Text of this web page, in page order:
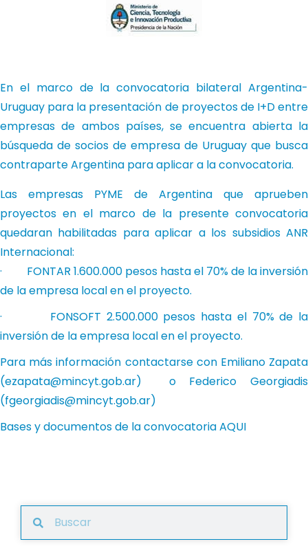
En el marco de la convocatoria bilateral Argentina-
Uruguay para la presentación de proyectos de I+D entre
empresas de ambos países, se encuentra abierta la
búsqueda de socios de empresa de Uruguay que busca
contraparte Argentina para aplicar a la convocatoria.
Las empresas PYME de Argentina que aprueben
proyectos en el marco de la presente convocatoria
quedaran habilitadas para aplicar a los subsidios ANR
Internacional:
· FONTAR 1.600.000 pesos hasta el 70% de la inversión
de la empresa local en el proyecto.
· FONSOFT 2.500.000 pesos hasta el 70% de la
inversión de la empresa local en el proyecto.
Para más información contactarse con Emiliano Zapata
(ezapata@mincyt.gob.ar) o Federico Georgiadis
(fgeorgiadis@mincyt.gob.ar)
Bases y documentos de la convocatoriaAQUI